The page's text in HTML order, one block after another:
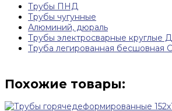
Трубы ПНД
Трубы чугунные
Алюминий, дюраль
Трубы электросварные круглые
Труба легированная бесшовная
Похожие товары: